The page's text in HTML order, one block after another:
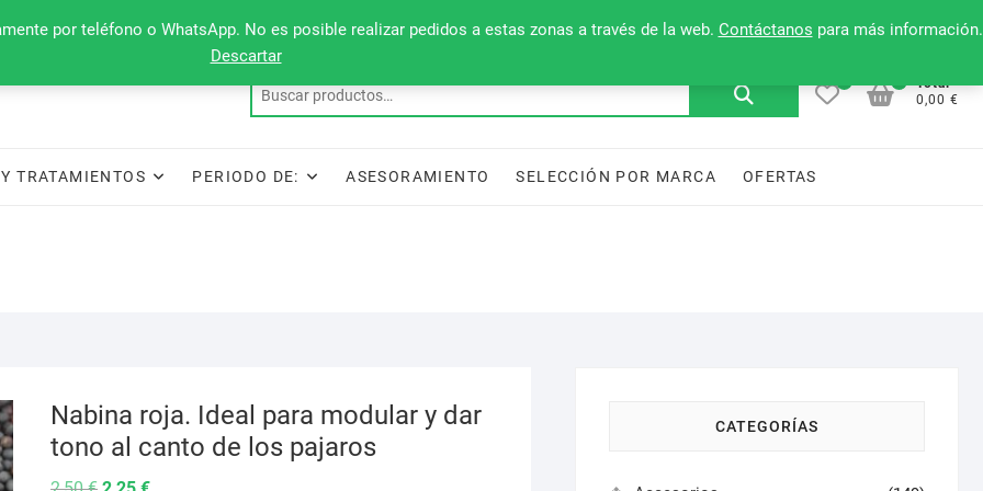
por teléfono o WhatsApp. No es posible realizar pedidos a estas zonas a través de la web. Contáctanos para más información.
Descartar
Mi cuenta Lista de deseos
Buscar
Total
0,00 €
TRATAMIENTOS PERIODO DE: ASESORAMIENTO SELECCIÓN POR MARCA OFERTAS
Nabina roja. Ideal para modular y dar
tono al canto de los pajaros
El
El
CATEGORÍAS